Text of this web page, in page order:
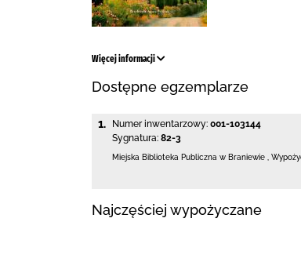
Więcej informacji
Dostępne egzemplarze
1. Numer inwentarzowy: 001-103144
Sygnatura: 82-3
Miejska Biblioteka Publiczna w Braniewie
Najczęściej wypożyczane